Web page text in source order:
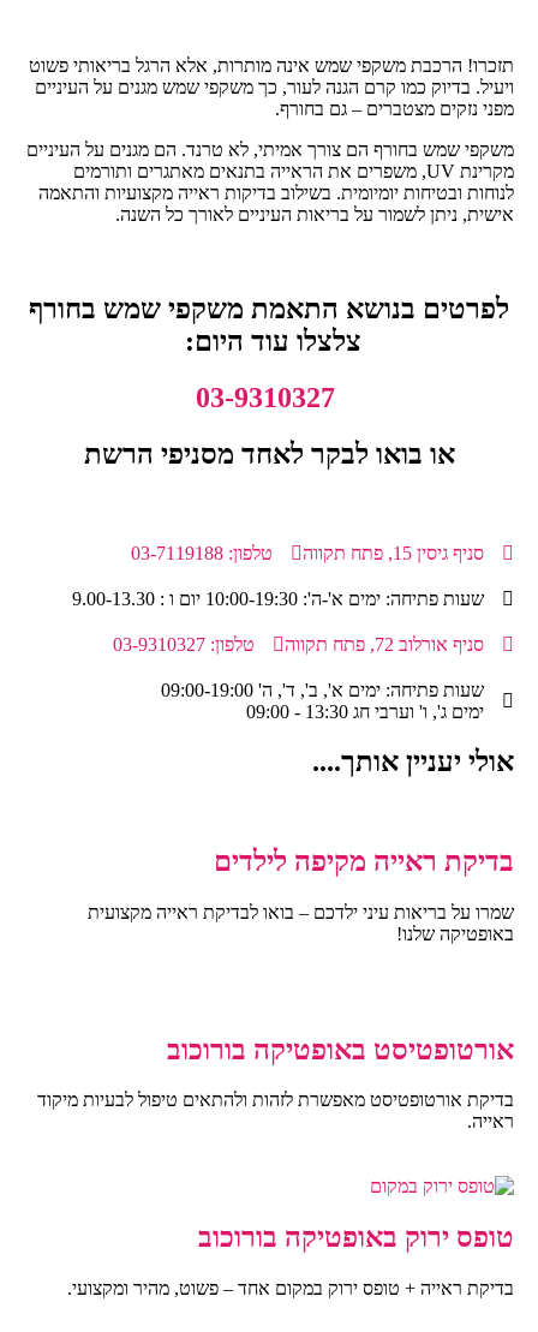
תזכרו! הרכבת משקפי שמש אינה מותרות, אלא הרגל בריאותי פשוט
ויעיל. בדיוק כמו קרם הגנה לעור, כך משקפי שמש מגנים על העיניים
מפני נזקים מצטברים – גם בחורף.
משקפי שמש בחורף הם צורך אמיתי, לא טרנד. הם מגנים על העיניים
מקרינת UV, משפרים את הראייה בתנאים מאתגרים ותורמים
לנוחות ובטיחות יומיומית. בשילוב בדיקות ראייה מקצועיות והתאמה
אישית, ניתן לשמור על בריאות העיניים לאורך כל השנה.
לפרטים בנושא התאמת משקפי שמש בחורף
צלצלו עוד היום:
03-9310327
או בואו לבקר לאחד מסניפי הרשת
סניף גיסין 15, פתח תקווה טלפון: 03-7119188
שעות פתיחה: ימים א'-ה': 10:00-19:30 יום ו : 9.00-13.30
סניף אורלוב 72, פתח תקווה טלפון: 03-9310327
שעות פתיחה: ימים א', ב', ד', ה' 09:00-19:00
ימים ג', ו' וערבי חג 13:30 - 09:00
אולי יעניין אותך....
בדיקת ראייה מקיפה לילדים
שמרו על בריאות עיני ילדכם – בואו לבדיקת ראייה מקצועית
באופטיקה שלנו!
אורטופטיסט באופטיקה בורוכוב
בדיקת אורטופטיסט מאפשרת לזהות ולהתאים טיפול לבעיות מיקוד
ראייה.
טופס ירוק באופטיקה בורוכוב
בדיקת ראייה + טופס ירוק במקום אחד – פשוט, מהיר ומקצועי.